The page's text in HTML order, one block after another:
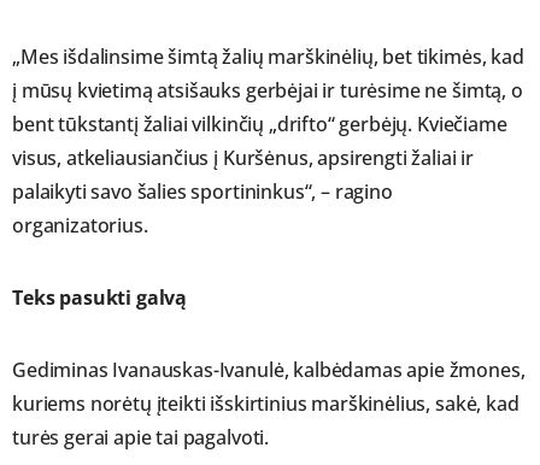
„Mes išdalinsime šimtą žalių marškinėlių, bet tikimės, kad
į mūsų kvietimą atsišauks gerbėjai ir turėsime ne šimtą, o
bent tūkstantį žaliai vilkinčių „drifto“ gerbėjų. Kviečiame
visus, atkeliausiančius į Kuršėnus, apsirengti žaliai ir
palaikyti savo šalies sportininkus“, – ragino
organizatorius.
Teks pasukti galvą
Gediminas Ivanauskas-Ivanulė, kalbėdamas apie žmones,
kuriems norėtų įteikti išskirtinius marškinėlius, sakė, kad
turės gerai apie tai pagalvoti.